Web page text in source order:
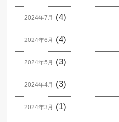
2024年7月 (4)
2024年6月 (4)
2024年5月 (3)
2024年4月 (3)
2024年3月 (1)